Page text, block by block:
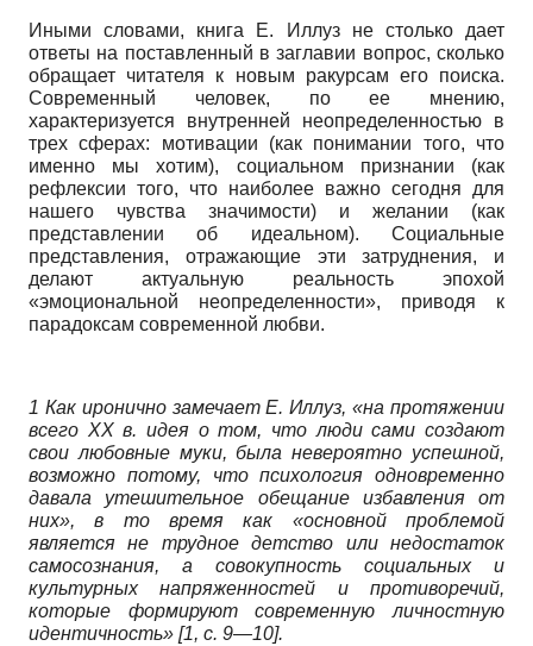
Иными словами, книга Е. Иллуз не столько дает
ответы на поставленный в заглавии вопрос, сколько
обращает читателя к новым ракурсам его поиска.
Современный человек, по ее мнению,
характеризуется внутренней неопределенностью в
трех сферах: мотивации (как понимании того, что
именно мы хотим), социальном признании (как
рефлексии того, что наиболее важно сегодня для
нашего чувства значимости) и желании (как
представлении об идеальном). Социальные
представления, отражающие эти затруднения, и
делают актуальную реальность эпохой
«эмоциональной неопределенности», приводя к
парадоксам современной любви.
1 Как иронично замечает Е. Иллуз, «на протяжении
всего XXв. идея о том, что люди сами создают
свои любовные муки, была невероятно успешной,
возможно потому, что психология одновременно
давала утешительное обещание избавления от
них», в то время как «основной проблемой
является не трудное детство или недостаток
самосознания, а совокупность социальных и
культурных напряженностей и противоречий,
которые формируют современную личностную
идентичность» [1, с. 9—10].